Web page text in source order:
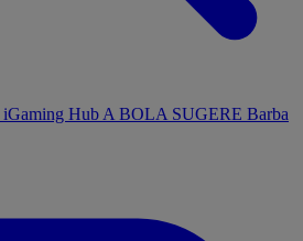
iGaming Hub A BOLA SUGERE Barba